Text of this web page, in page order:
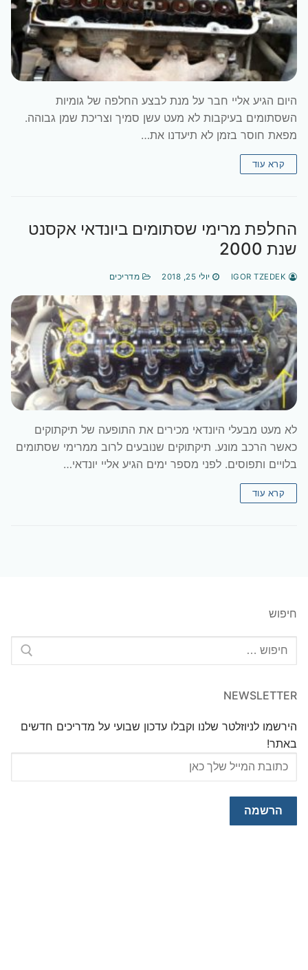
היום הגיע אליי חבר על מנת לבצע החלפה של גומיות
השסתומים בעיקבות לא מעט עשן סמיך וצריכת שמן גבוהה.
מפאת חוסר בזמן לא תיעדנו את…
קרא עוד
החלפת מרימי שסתומים ביונדאי אקסנט
שנת 2000
יולי 25, 2018 מדריכים
לא מעט מבעלי היונדאי מכירים את התופעה של תיקתוקים
כאשר הרכב מונע. תיקתוקים שנובעים לרוב ממרימי שסתומים
בלויים ותפוסים. לפני מספר ימים הגיע אליי יונדאי…
קרא עוד
חיפוש
חפש:
NEWSLETTER
הירשמו לניוזלטר שלנו וקבלו עדכון שבועי על מדריכים חדשים
באתר!